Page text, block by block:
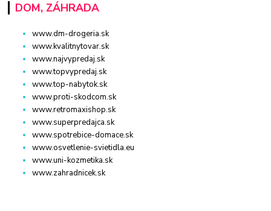
DOM, ZÁHRADA
www.dm-drogeria.sk
www.kvalitnytovar.sk
www.najvypredaj.sk
www.topvypredaj.sk
www.top-nabytok.sk
www.proti-skodcom.sk
www.retromaxishop.sk
www.superpredajca.sk
www.spotrebice-domace.sk
www.osvetlenie-svietidla.eu
www.uni-kozmetika.sk
www.zahradnicek.sk